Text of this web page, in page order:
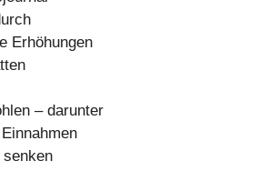
Erhöhungen
– darunter